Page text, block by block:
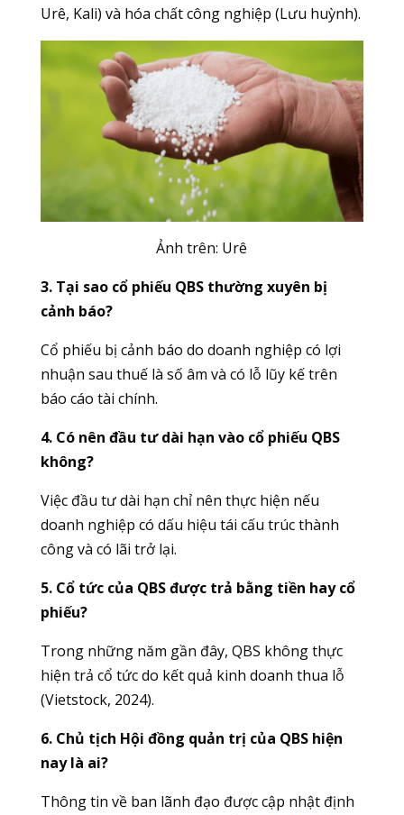
Urê, Kali) và hóa chất công nghiệp (Lưu huỳnh).
Ảnh trên: Urê
3. Tại sao cổ phiếu QBS thường xuyên bị
cảnh báo?
Cổ phiếu bị cảnh báo do doanh nghiệp có lợi
nhuận sau thuế là số âm và có lỗ lũy kế trên
báo cáo tài chính.
4. Có nên đầu tư dài hạn vào cổ phiếu QBS
không?
Việc đầu tư dài hạn chỉ nên thực hiện nếu
doanh nghiệp có dấu hiệu tái cấu trúc thành
công và có lãi trở lại.
5. Cổ tức của QBS được trả bằng tiền hay cổ
phiếu?
Trong những năm gần đây, QBS không thực
hiện trả cổ tức do kết quả kinh doanh thua lỗ
(Vietstock, 2024).
6. Chủ tịch Hội đồng quản trị của QBS hiện
nay là ai?
Thông tin về ban lãnh đạo được cập nhật định